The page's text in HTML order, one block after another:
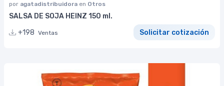
por agatadistribuidora en Otros
SALSA DE SOJA HEINZ 150 ml.
+198 Ventas Solicitar cotización